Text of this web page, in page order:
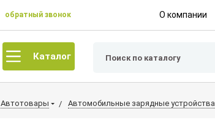
обратный звонок О компании
Каталог
Автотовары Автомобильные зарядные устройства